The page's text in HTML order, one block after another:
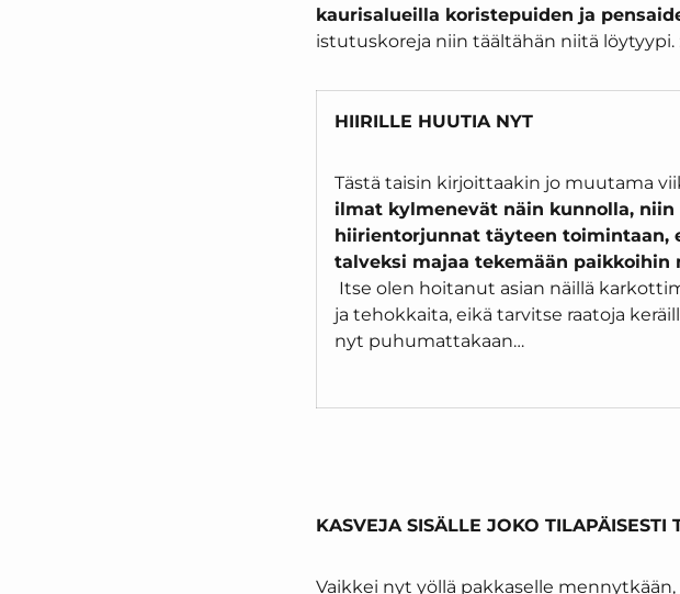
kaurisalueilla koristepuiden ja
istutuskoreja niin täältähän niitä löytyypi.
HIIRILLE HUUTIA NYT
Tästä taisin kirjoittaakin jo muutama
ilmat kylmenevät näin kunnolla,
hiirientorjunnat täyteen toimintaan,
talveksi majaa tekemään paikkoihin
Itse olen hoitanut asian näillä
ja tehokkaita, eikä tarvitse raatoja
nyt puhumattakaan…
KASVEJA SISÄLLE JOKO TILAPÄISESTI
Vaikkei nyt yöllä pakkaselle